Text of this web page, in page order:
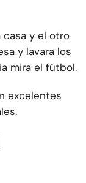
casa y el otro
y lavara los
mira el fútbol.
excelentes